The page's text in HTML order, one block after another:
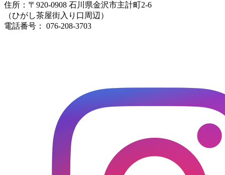
住所：〒920-0908 石川県金沢市主計町2-6
（ひがし茶屋街入り口周辺）
電話番号： 076-208-3703